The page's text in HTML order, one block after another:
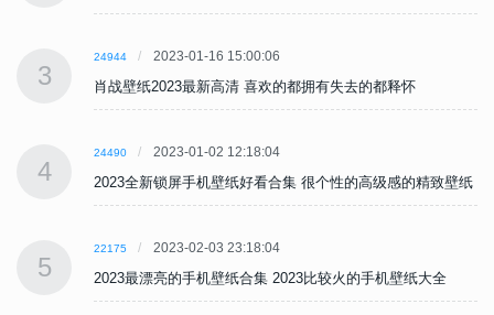
3
24944 2023-01-16 15:00:06
肖战壁纸2023最新高清 喜欢的都拥有失去的都释怀
4
24490 2023-01-02 12:18:04
2023全新锁屏手机壁纸好看合集 很个性的高级感的精致壁纸
5
22175 2023-02-03 23:18:04
2023最漂亮的手机壁纸合集 2023比较火的手机壁纸大全